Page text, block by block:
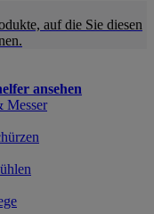
auf die Sie diesen
ansehen
Messer